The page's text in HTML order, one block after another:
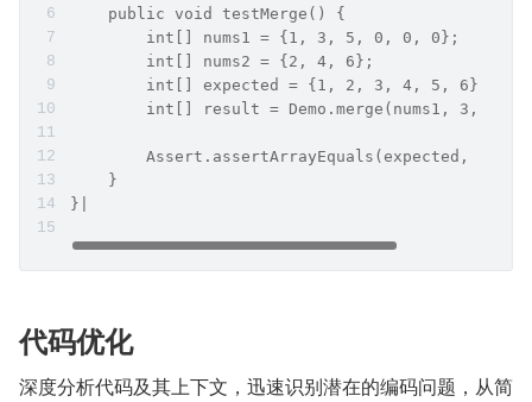
    public void testMerge() {
        int[] nums1 = {1, 3, 5, 0, 0, 0};
        int[] nums2 = {2, 4, 6};
        int[] expected = {1, 2, 3, 4, 5, 6};
int[] result = Demo.merge(nums1, 3,
Assert.assertArrayEquals(expected,
    }
}|
代码优化
深度分析代码及其上下文，迅速识别潜在的编码问题，从简